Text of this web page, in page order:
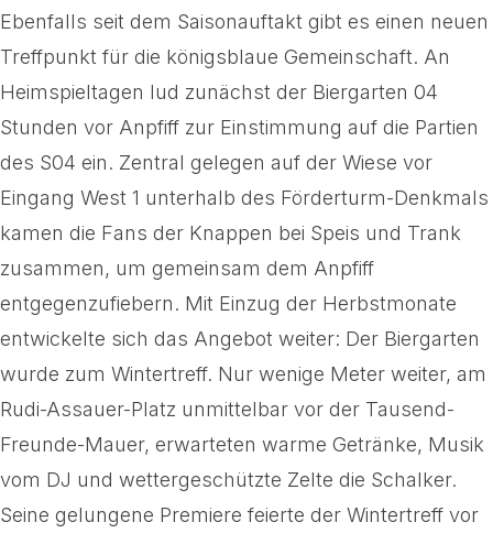
Ebenfalls seit dem Saisonauftakt gibt es einen neuen
Treffpunkt für die königsblaue Gemeinschaft. An
Heimspieltagen lud zunächst der Biergarten 04
Stunden vor Anpfiff zur Einstimmung auf die Partien
des S04 ein. Zentral gelegen auf der Wiese vor
Eingang West 1 unterhalb des Förderturm-Denkmals
kamen die Fans der Knappen bei Speis und Trank
zusammen, um gemeinsam dem Anpfiff
entgegenzufiebern. Mit Einzug der Herbstmonate
entwickelte sich das Angebot weiter: Der Biergarten
wurde zum Wintertreff. Nur wenige Meter weiter, am
Rudi-Assauer-Platz unmittelbar vor der Tausend-
Freunde-Mauer, erwarteten warme Getränke, Musik
vom DJ und wettergeschützte Zelte die Schalker.
Seine gelungene Premiere feierte der Wintertreff vor